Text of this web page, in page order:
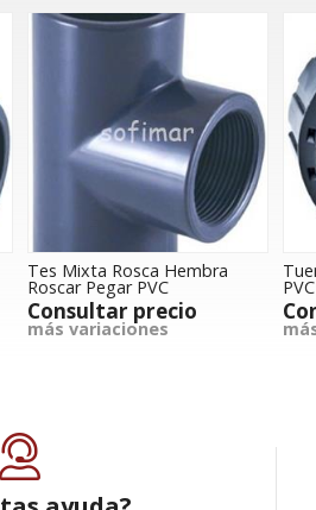
Tes Mixta Rosca Hembra
Roscar Pegar PVC
Consultar precio
más variaciones
PVC